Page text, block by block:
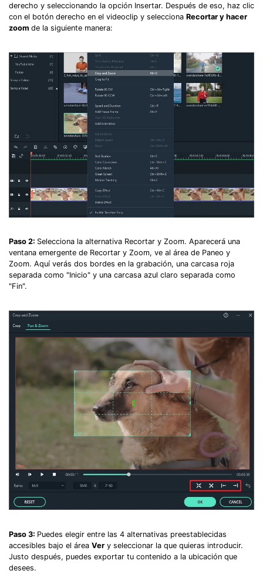
derecho y seleccionando la opción Insertar. Después de eso, haz clic
con el botón derecho en el videoclip y selecciona Recortar y hacer
zoom de la siguiente manera:
Paso 2: Selecciona la alternativa Recortar y Zoom. Aparecerá una
ventana emergente de Recortar y Zoom, ve al área de Paneo y
Zoom. Aquí verás dos bordes en la grabación, una carcasa roja
separada como "Inicio" y una carcasa azul claro separada como
"Fin".
Paso 3: Puedes elegir entre las 4 alternativas preestablecidas
accesibles bajo el área Ver y seleccionar la que quieras introducir.
Justo después, puedes exportar tu contenido a la ubicación que
desees.